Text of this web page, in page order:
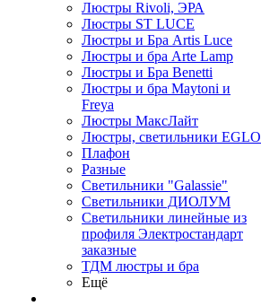
Люстры Rivoli, ЭРА
Люстры ST LUCE
Люстры и Бра Artis Luce
Люстры и бра Arte Lamp
Люстры и Бра Benetti
Люстры и бра Maytoni и
Freya
Люстры МаксЛайт
Люстры, светильники EGLO
Плафон
Разные
Светильники "Galassie"
Светильники ДИОЛУМ
Светильники линейные из
профиля Электростандарт
заказные
ТДМ люстры и бра
Ещё